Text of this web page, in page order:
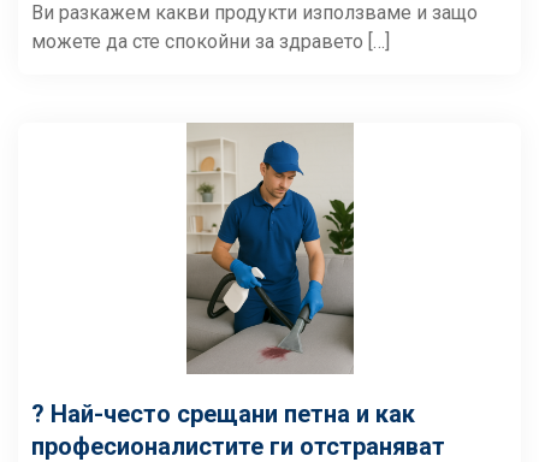
Ви разкажем какви продукти използваме и защо
можете да сте спокойни за здравето […]
? Най-често срещани петна и как
професионалистите ги отстраняват